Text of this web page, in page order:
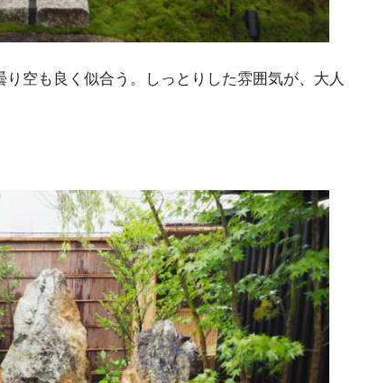
空も良く似合う。しっとりした雰囲気が、大人